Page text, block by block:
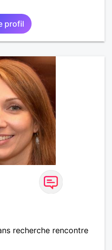
profil
recherche rencontre